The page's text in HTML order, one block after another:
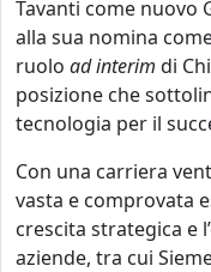
Tavanti come nuovo
alla sua nomina
ruolo ad interim di
posizione che
tecnologia per il
Con una carriera
vasta e comprovata
crescita strategica e
aziende, tra cui